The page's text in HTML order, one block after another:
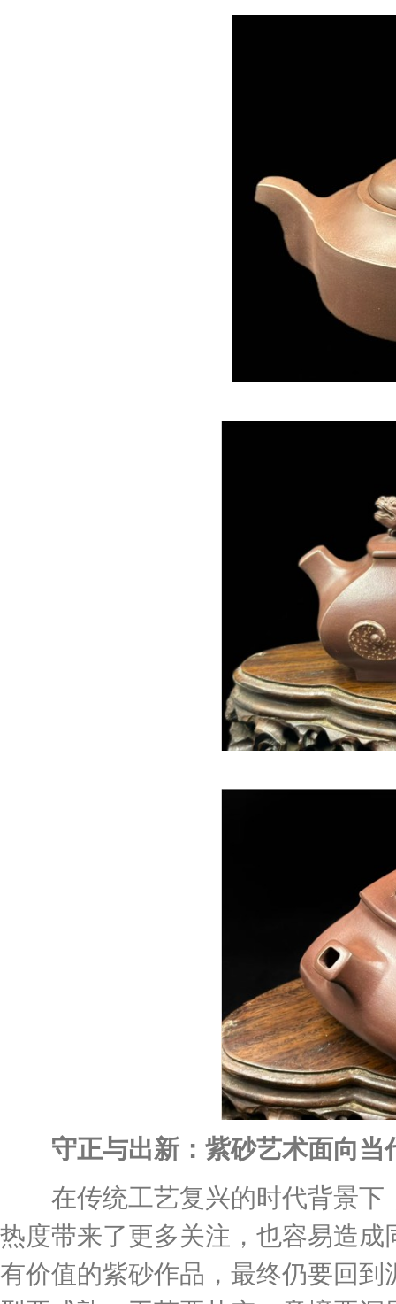
守正与出新：紫砂艺术面向当
在传统工艺复兴的时代背景下
热度带来了更多关注，也容易造
有价值的紫砂作品，最终仍要回